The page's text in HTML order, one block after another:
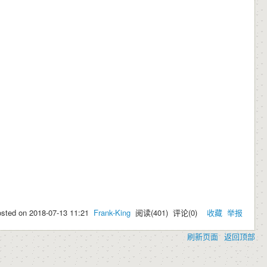
on 2018-07-13 11:21 Frank-King 阅读(401) 评论(0) 收藏 举报
刷新页面 返回顶部